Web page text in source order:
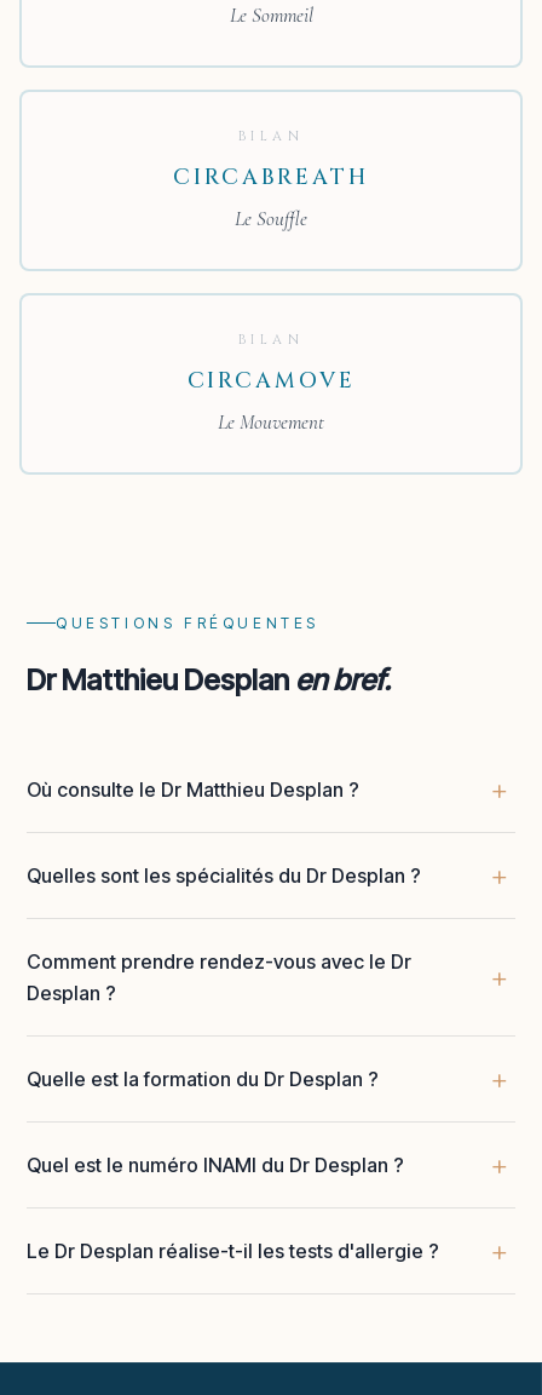
Le Sommeil
BILAN
CIRCABREATH
Le Souffle
BILAN
CIRCAMOVE
Le Mouvement
QUESTIONS FRÉQUENTES
Dr Matthieu Desplan en bref.
Où consulte le Dr Matthieu Desplan ?
Quelles sont les spécialités du Dr Desplan ?
Comment prendre rendez-vous avec le Dr
Desplan ?
Quelle est la formation du Dr Desplan ?
Quel est le numéro INAMI du Dr Desplan ?
Le Dr Desplan réalise-t-il les tests d'allergie ?